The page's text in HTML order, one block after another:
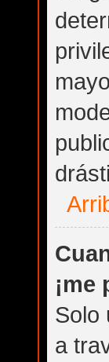
¡me
Solo
a